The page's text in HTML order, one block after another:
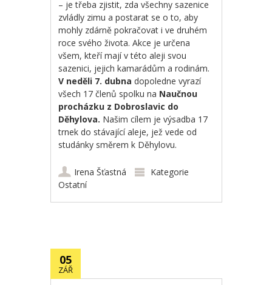
– je třeba zjistit, zda všechny sazenice
zvládly zimu a postarat se o to, aby
mohly zdárně pokračovat i ve druhém
roce svého života. Akce je určena
všem, kteří mají v této aleji svou
sazenici, jejich kamarádům a rodinám.
V neděli 7. dubna dopoledne vyrazí
všech 17 členů spolku na Naučnou
procházku z Dobroslavic do
Děhylova. Našim cílem je výsadba 17
trnek do stávající aleje, jež vede od
studánky směrem k Děhylovu.
Irena Šťastná
Kategorie
Ostatní
05
ZÁŘ